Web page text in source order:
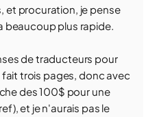
et procuration, je pense
beaucoup plus rapide.
de traducteurs pour
trois pages, donc avec
des 100$ pour une
et je n'aurais pas le